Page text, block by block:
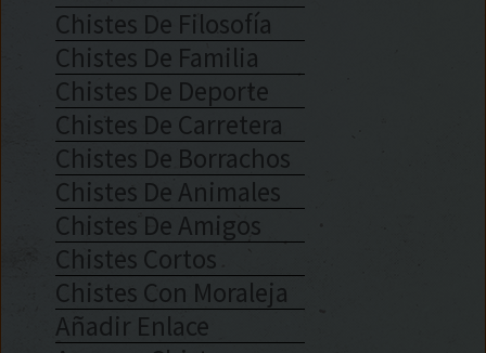
Chistes De Filosofía
Chistes De Familia
Chistes De Deporte
Chistes De Carretera
Chistes De Borrachos
Chistes De Animales
Chistes De Amigos
Chistes Cortos
Chistes Con Moraleja
Añadir Enlace